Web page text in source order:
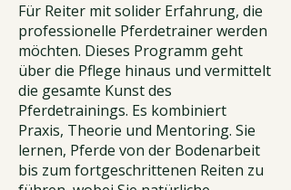
Für Reiter mit solider Erfahrung, die
professionelle Pferdetrainer werden
möchten. Dieses Programm geht
über die Pflege hinaus und vermittelt
die gesamte Kunst des
Pferdetrainings. Es kombiniert
Praxis, Theorie und Mentoring. Sie
lernen, Pferde von der Bodenarbeit
bis zum fortgeschrittenen Reiten zu